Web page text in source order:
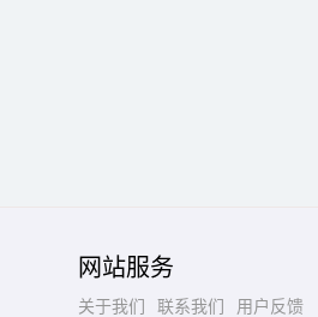
网站服务
关于我们 联系我们
用户反馈